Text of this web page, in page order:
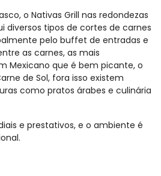
o Nativas Grill nas redondezas
diversos tipos de cortes de carnes
pelo buffet de entradas e
as carnes, as mais
Mexicano que é bem picante, o
de Sol, fora isso existem
como pratos árabes e culinária
e prestativos, e o ambiente é